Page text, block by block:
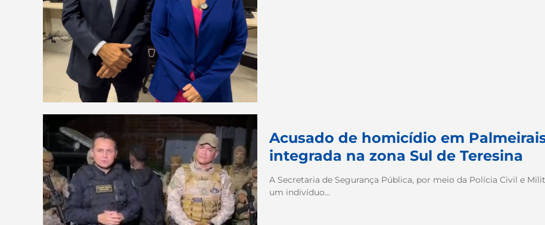
Acusado de homicídio em
integrada na zona Sul de Teresina
A Secretaria de Segurança Pública, por meio da Polícia Civil e
um indivíduo...